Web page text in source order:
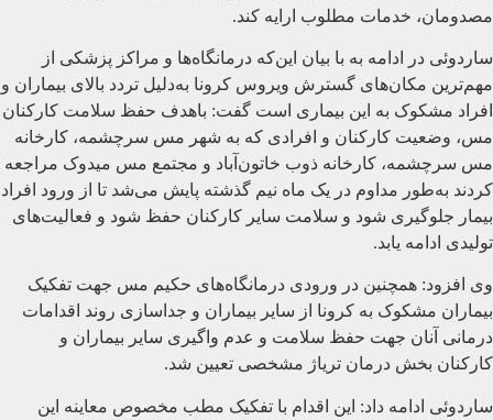
مصدومان، خدمات مطلوب ارایه کند.
ساردوئی در ادامه به با بیان این‌که درمانگاه‌ها و مراکز پزشکی از
مهم‌ترین مکان‌های گسترش ویروس کرونا به‌دلیل تردد بالای بیماران و
افراد مشکوک به این بیماری است گفت: باهدف حفظ سلامت کارکنان
مس، وضعیت کارکنان و افرادی که به شهر مس سرچشمه، کارخانه
مس سرچشمه، کارخانه ذوب خاتون‌آباد و مجتمع مس میدوک مراجعه
کردند به‌طور مداوم در یک ماه نیم گذشته پایش می‌شد تا از ورود افراد
بیمار جلوگیری شود و سلامت سایر کارکنان حفظ شود و فعالیت‌های
تولیدی ادامه یابد.
وی افزود: همچنین در ورودی درمانگاه‌های حکیم مس جهت تفکیک
بیماران مشکوک به کرونا از سایر بیماران و جداسازی روند اقدامات
درمانی آنان جهت حفظ سلامت و عدم واگیری سایر بیماران و
کارکنان بخش درمان تریاژ مشخصی تعیین شد.
ساردوئی ادامه داد: این اقدام با تفکیک مطب مخصوص معاینه این